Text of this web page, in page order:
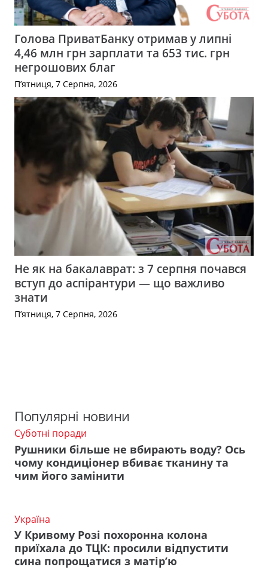
Голова ПриватБанку отримав у липні
4,46 млн грн зарплати та 653 тис. грн
негрошових благ
П’ятниця, 7 Серпня, 2026
Не як на бакалаврат: з 7 серпня почався
вступ до аспірантури — що важливо
знати
П’ятниця, 7 Серпня, 2026
Популярні новини
Суботні поради
Рушники більше не вбирають воду? Ось
чому кондиціонер вбиває тканину та
чим його замінити
Україна
У Кривому Розі похоронна колона
приїхала до ТЦК: просили відпустити
сина попрощатися з матір’ю